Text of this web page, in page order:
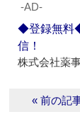
‐AD‐
◆登録無料
信！
株式会社薬
« 前の記